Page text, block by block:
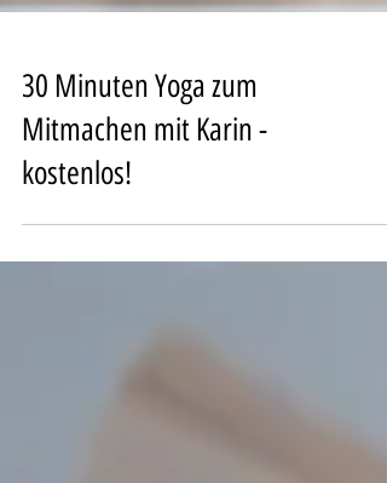
30 Minuten Yoga zum
Mitmachen mit Karin -
kostenlos!